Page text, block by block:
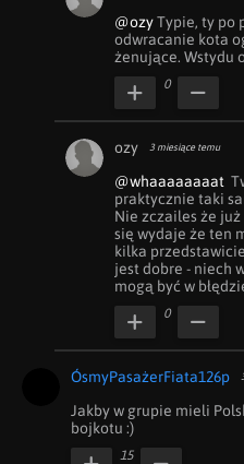
@ozy Typie, ty po
odwracanie kota
żenujące. Wstydu
0
ozy 3 miesiące temu
@whaaaaaaaat
praktycznie taki
Nie zczailes że już
się wydaje że ten
kilka
jest dobre - niech
mogą być w
0
ÓsmyPasażerFiata126p
Jakby w grupie mieli
bojkotu :)
15